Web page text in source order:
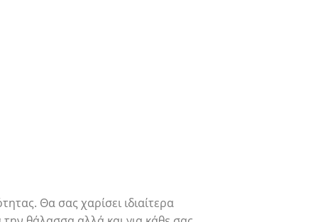
Θα σας χαρίσει ιδιαίτερα